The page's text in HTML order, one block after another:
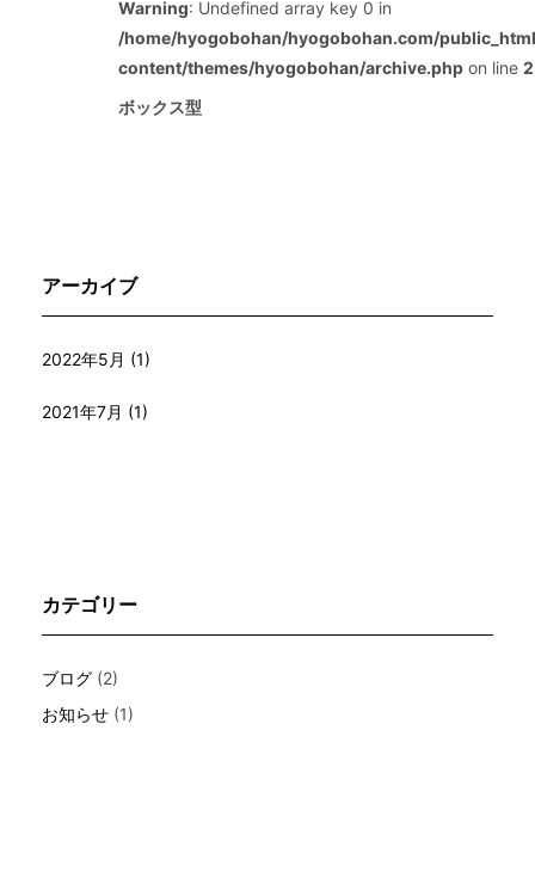
Warning: Undefined array key 0 in
/home/hyogobohan/hyogobohan.com/
content/themes/hyogobohan/archive.php on line
ボックス型
アーカイブ
2022年5月 (1)
2021年7月 (1)
カテゴリー
ブログ (2)
お知らせ (1)